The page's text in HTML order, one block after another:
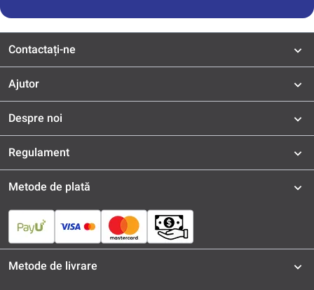
Contactați-ne
Ajutor
Despre noi
Regulament
Metode de plată
Metode de livrare